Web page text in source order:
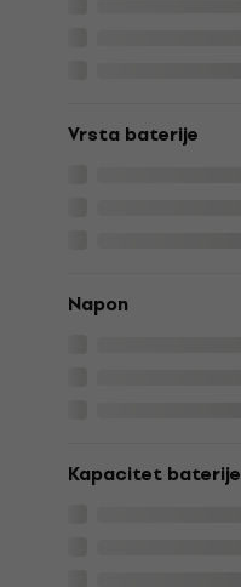
Vrsta baterije
Napon
Kapacitet baterije